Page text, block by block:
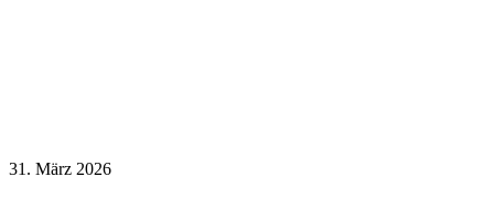
31. März 2026